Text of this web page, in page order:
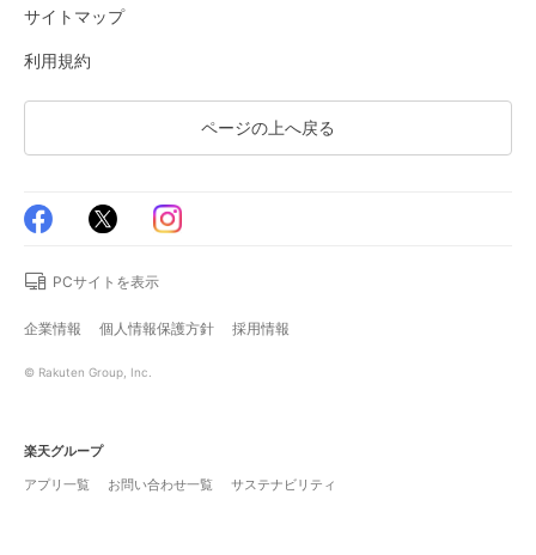
サイトマップ
利用規約
ページの上へ戻る
PCサイトを表示
企業情報 個人情報保護方針 採用情報
© Rakuten Group, Inc.
楽天グループ
アプリ一覧
お問い合わせ一覧 サステナビリティ